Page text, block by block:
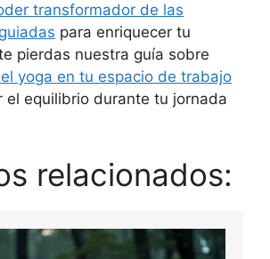
transformador de las
para enriquecer tu
pierdas nuestra guía sobre
yoga en tu espacio de trabajo
el equilibrio durante tu jornada
relacionados: